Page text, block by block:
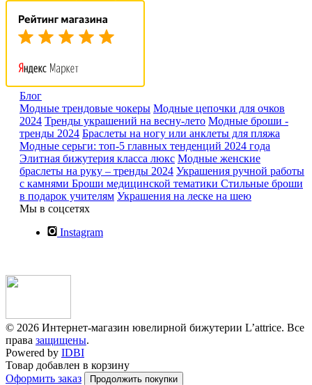
Блог
Модные трендовые чокеры Модные цепочки для очков
2024 Тренды украшений на весну-лето Модные броши -
тренды 2024 Браслеты на ногу или анклеты для пляжа
Модные серьги: топ-5 главных тенденций 2024 года
Элитная бижутерия класса люкс Модные женские
браслеты на руку – тренды 2024 Украшения ручной работы
с камнями Броши медицинской тематики Стильные броши
в подарок учителям Украшения на леске на шею
Мы в соцсетях
Instagram
© 2026 Интернет-магазин ювелирной бижутерии L’attrice. Все
права защищены.
Powered by IDBI
Товар добавлен в корзину
Оформить заказ
Продолжить покупки